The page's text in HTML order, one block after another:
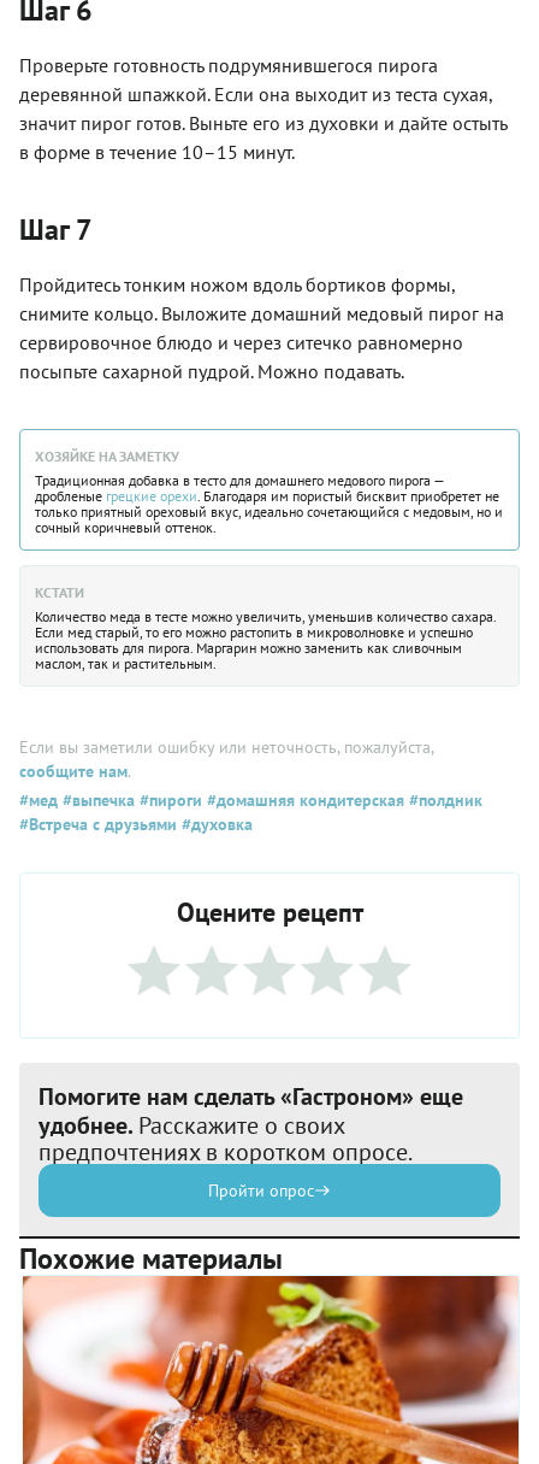
Шаг 6
Проверьте готовность подрумянившегося пирога
деревянной шпажкой. Если она выходит из теста сухая,
значит пирог готов. Выньте его из духовки и дайте остыть
в форме в течение 10–15 минут.
Шаг 7
Пройдитесь тонким ножом вдоль бортиков формы,
снимите кольцо. Выложите домашний медовый пирог на
сервировочное блюдо и через ситечко равномерно
посыпьте сахарной пудрой. Можно подавать.
ХОЗЯЙКЕ НА ЗАМЕТКУ
Традиционная добавка в тесто для домашнего медового пирога —
дробленые грецкие орехи. Благодаря им пористый бисквит приобретет не
только приятный ореховый вкус, идеально сочетающийся с медовым, но и
сочный коричневый оттенок.
КСТАТИ
Количество меда в тесте можно увеличить, уменьшив количество сахара.
Если мед старый, то его можно растопить в микроволновке и успешно
использовать для пирога. Маргарин можно заменить как сливочным
маслом, так и растительным.
Если вы заметили ошибку или неточность, пожалуйста,
сообщите нам.
#мед #выпечка #пироги #домашняя кондитерская #полдник
#Встреча с друзьями #духовка
Оцените рецепт
Помогите нам сделать «Гастроном» еще
удобнее. Расскажите о своих
предпочтениях в коротком опросе.
Пройти опрос
Похожие материалы